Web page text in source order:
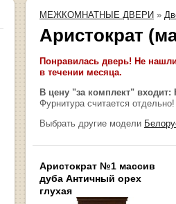
МЕЖКОМНАТНЫЕ ДВЕРИ »
Аристократ
Понравилась дверь! Не
в течении месяца.
В цену "за комплект"
Фурнитура считается отдельно!
Выбрать другие модели
Аристократ №1 массив
дуба Античный орех
глухая